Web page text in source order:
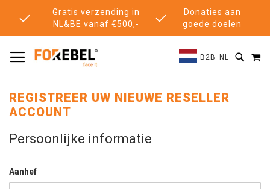
Gratis verzending in
NL&BE vanaf €500,-
Donaties aan
goede doelen
B2B_NL
REGISTREER UW NIEUWE RESELLER
ACCOUNT
Persoonlijke informatie
Aanhef